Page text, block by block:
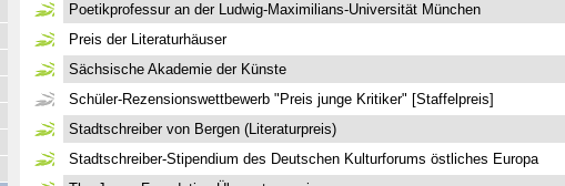
Poetikprofessur an der Ludwig-Maximilians-Universität München
Preis der Literaturhäuser
Sächsische Akademie der Künste
Schüler-Rezensionswettbewerb "Preis junge Kritiker" [Staffelpreis]
Stadtschreiber von Bergen (Literaturpreis)
Stadtschreiber-Stipendium des Deutschen Kulturforums östliches Europa